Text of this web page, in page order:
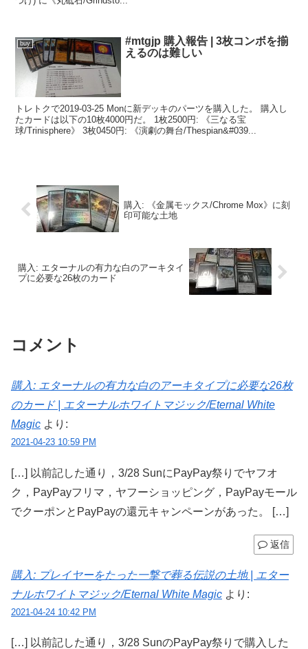
buy
#mtgjp 購入報告 | 3枚コンボを揃
えるのは難しい
トレトクで2019-03-25 Monに新デッキのパーツを購入した。 購入し
たカードは以下の10枚4000円だ。 1枚2500円: 《三なる宝
球/Trinisphere》 3枚0450円: 《演劇の舞台/Thespian&#039...
購入: 《金属モックス/Chrome Mox》に刻
印可能な土地
購入: エターナルの有力な白のアーキタイ
プに必要な26枚のカード
コメント
購入: エターナルの有力な白のアーキタイプに必要な26枚
のカード | エターナルホワイトマジック/Eternal White
Magic より:
2021-04-23 10:59 PM
[…] 以前記した通り，3/28 SunにPayPay祭りでヤフオ
ク，PayPayフリマ，ヤフーショッピング，PayPayモール
でクーポンとPayPayの還元キャンペーンがあった。 […]
返信
購入: プレイヤーをたった一撃で葬る伝説の土地 | エター
ナルホワイトマジック/Eternal White Magic より:
2021-04-24 10:42 PM
[…] 以前記した通り，3/28 SunのPayPay祭りで購入した